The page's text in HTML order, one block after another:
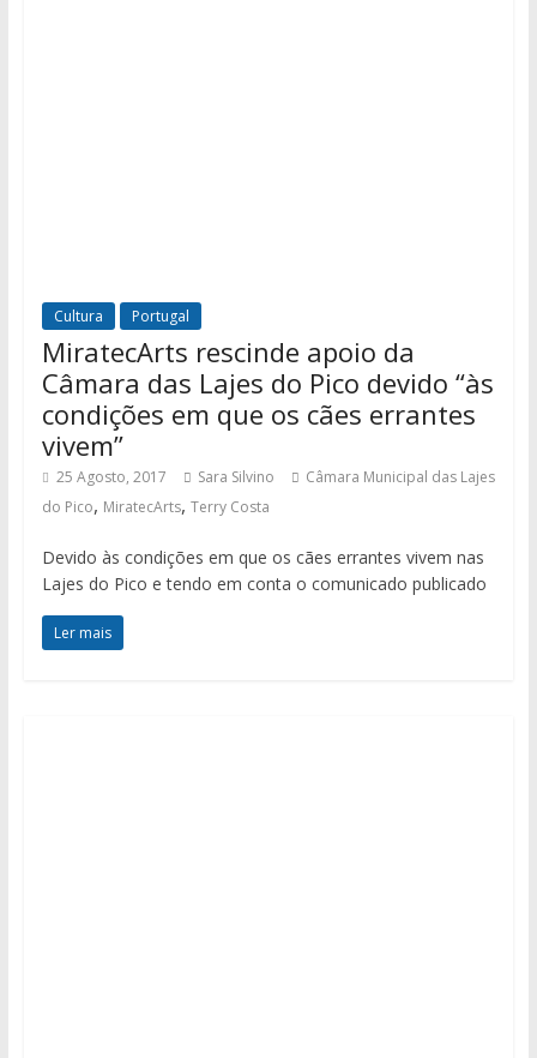
Cultura Portugal
MiratecArts rescinde apoio da
Câmara das Lajes do Pico devido “às
condições em que os cães errantes
vivem”
25 Agosto, 2017 Sara Silvino
Câmara Municipal das Lajes
do Pico, MiratecArts, Terry Costa
Devido às condições em que os cães errantes vivem nas
Lajes do Pico e tendo em conta o comunicado publicado
Ler mais